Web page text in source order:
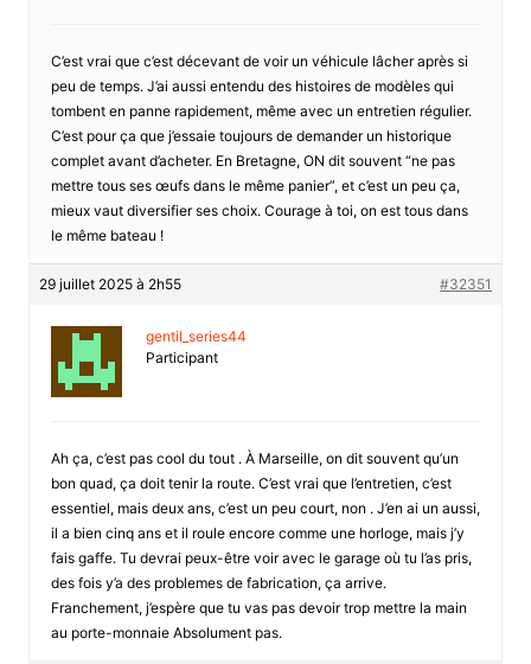
C’est vrai que c’est décevant de voir un véhicule lâcher après si
peu de temps. J’ai aussi entendu des histoires de modèles qui
tombent en panne rapidement, même avec un entretien régulier.
C’est pour ça que j’essaie toujours de demander un historique
complet avant d’acheter. En Bretagne, ON dit souvent “ne pas
mettre tous ses œufs dans le même panier”, et c’est un peu ça,
mieux vaut diversifier ses choix. Courage à toi, on est tous dans
le même bateau !
29 juillet 2025 à 2h55 #32351
gentil_series44
Participant
Ah ça, c’est pas cool du tout . À Marseille, on dit souvent qu’un
bon quad, ça doit tenir la route. C’est vrai que l’entretien, c’est
essentiel, mais deux ans, c’est un peu court, non . J’en ai un aussi,
il a bien cinq ans et il roule encore comme une horloge, mais j’y
fais gaffe. Tu devrai peux-être voir avec le garage où tu l’as pris,
des fois y’a des problemes de fabrication, ça arrive.
Franchement, j’espère que tu vas pas devoir trop mettre la main
au porte-monnaie Absolument pas.